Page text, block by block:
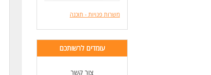
משרות פנויות - תוכנה
עומדים לרשותכם
צור קשר